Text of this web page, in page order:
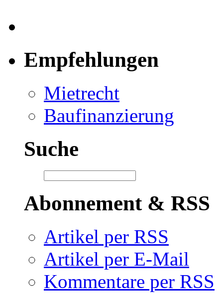
Empfehlungen
Mietrecht
Baufinanzierung
Suche
Abonnement & RSS
Artikel per RSS
Artikel per E-Mail
Kommentare per RSS